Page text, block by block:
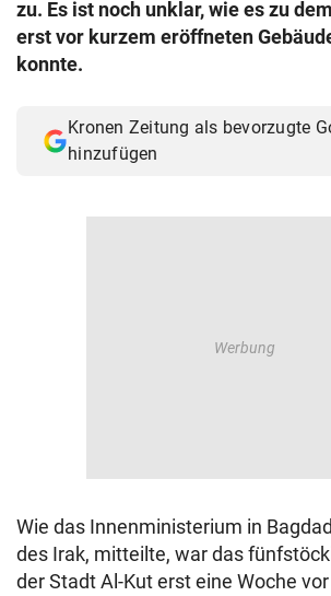
zu. Es ist noch unklar, wie es zu
erst vor kurzem eröffneten
konnte.
Kronen Zeitung als bevorzugte
hinzufügen
Wie das Innenministerium in
des Irak, mitteilte, war das
der Stadt Al-Kut erst eine Woche